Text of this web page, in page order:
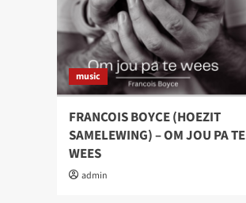
music
FRANCOIS BOYCE (HOEZIT
SAMELEWING) – OM JOU PA TE
WEES
admin